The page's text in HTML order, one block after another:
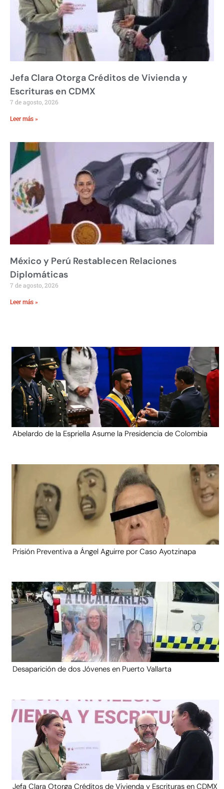
Jefa Clara Otorga Créditos de Vivienda y
Escrituras en CDMX
7 de agosto, 2026
Leer más »
México y Perú Restablecen Relaciones
Diplomáticas
7 de agosto, 2026
Leer más »
Abelardo de la Espriella Asume la Presidencia de Colombia
Prisión Preventiva a Ángel Aguirre por Caso Ayotzinapa
Desaparición de dos Jóvenes en Puerto Vallarta
Jefa Clara Otorga Créditos de Vivienda y Escrituras en CDMX